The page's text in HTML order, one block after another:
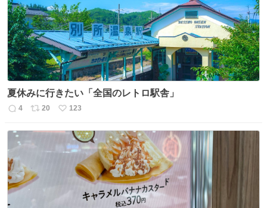
夏休みに行きたい「全国のレトロ駅舎」
返
4
リ
20
い
数
123